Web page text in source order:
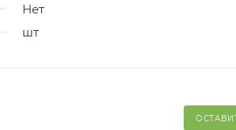
Нет
шт